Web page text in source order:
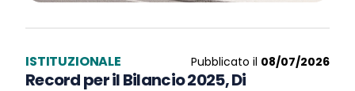
ISTITUZIONALE Pubblicato il 08/07/2026
Record per il Bilancio 2025, Di